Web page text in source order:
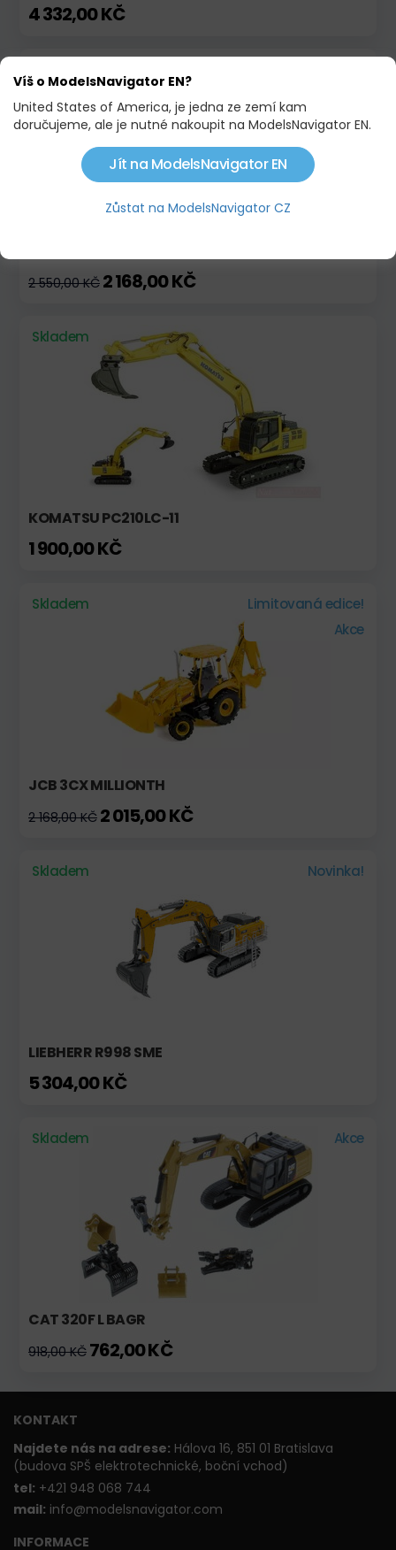
4 332,00 KČ
2 550,00 KČ 2 168,00 KČ
Skladem
KOMATSU PC210LC-11
1 900,00 KČ
Skladem
Limitovaná edice!
Akce
JCB 3CX MILLIONTH
2 168,00 KČ 2 015,00 KČ
Skladem Novinka!
LIEBHERR R998 SME
5 304,00 KČ
Skladem Akce
CAT 320F L BAGR
918,00 KČ 762,00 KČ
KONTAKT
Najdete nás na adrese: Hálova 16, 851 01 Bratislava
(budova SPŠ elektrotechnické, boční vchod)
tel: +421 948 068 744
mail: info@modelsnavigator.com
INFORMACE
Víš o ModelsNavigator EN?
United States of America, je jedna ze zemí kam
doručujeme, ale je nutné nakoupit na ModelsNavigator EN.
Jít na ModelsNavigator EN
Zůstat na ModelsNavigator CZ